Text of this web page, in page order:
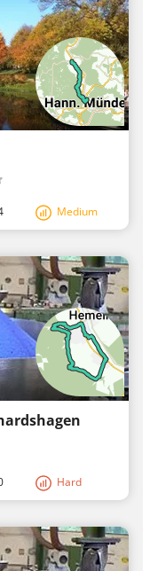
Medium
Hard